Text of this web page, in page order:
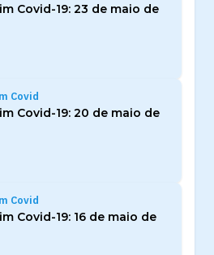
Covid-19: 23 de maio de
Covid
Covid-19: 20 de maio de
Covid
Covid-19: 16 de maio de